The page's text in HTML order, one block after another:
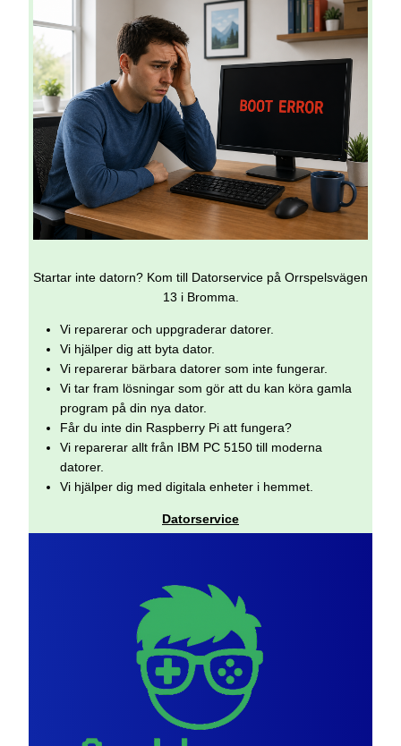
Startar inte datorn? Kom till Datorservice på Orrspelsvägen
13 i Bromma.
Vi reparerar och uppgraderar datorer.
Vi hjälper dig att byta dator.
Vi reparerar bärbara datorer som inte fungerar.
Vi tar fram lösningar som gör att du kan köra gamla
program på din nya dator.
Får du inte din Raspberry Pi att fungera?
Vi reparerar allt från IBM PC 5150 till moderna
datorer.
Vi hjälper dig med digitala enheter i hemmet.
Datorservice